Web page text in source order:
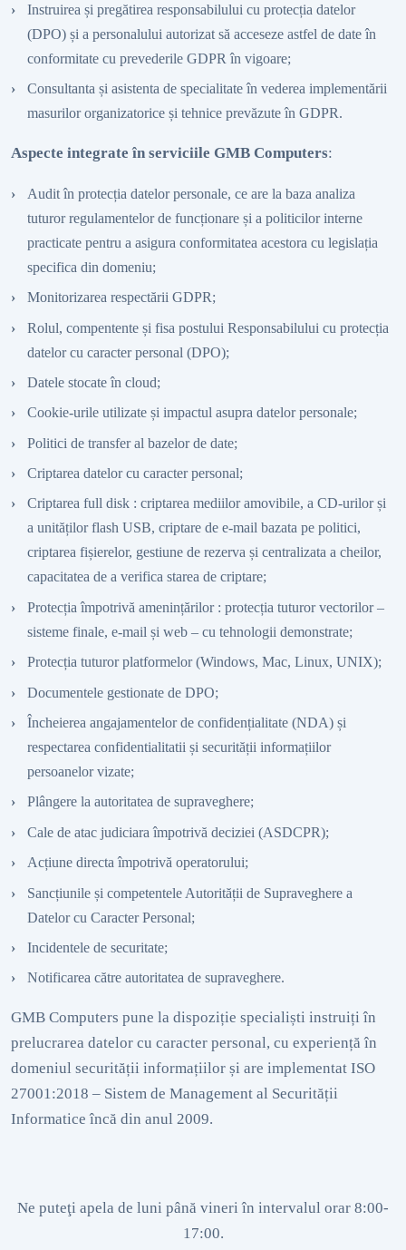
Instruirea și pregătirea responsabilului cu protecția datelor
(DPO) și a personalului autorizat să acceseze astfel de date în
conformitate cu prevederile GDPR în vigoare;
Consultanta și asistenta de specialitate în vederea implementării
masurilor organizatorice și tehnice prevăzute în GDPR.
Aspecte integrate în serviciile GMB Computers:
Audit în protecția datelor personale, ce are la baza analiza
tuturor regulamentelor de funcționare și a politicilor interne
practicate pentru a asigura conformitatea acestora cu legislația
specifica din domeniu;
Monitorizarea respectării GDPR;
Rolul, compentente și fisa postului Responsabilului cu protecția
datelor cu caracter personal (DPO);
Datele stocate în cloud;
Cookie-urile utilizate și impactul asupra datelor personale;
Politici de transfer al bazelor de date;
Criptarea datelor cu caracter personal;
Criptarea full disk : criptarea mediilor amovibile, a CD-urilor și
a unităților flash USB, criptare de e-mail bazata pe politici,
criptarea fișierelor, gestiune de rezerva și centralizata a cheilor,
capacitatea de a verifica starea de criptare;
Protecția împotrivă amenințărilor : protecția tuturor vectorilor –
sisteme finale, e-mail și web – cu tehnologii demonstrate;
Protecția tuturor platformelor (Windows, Mac, Linux, UNIX);
Documentele gestionate de DPO;
Încheierea angajamentelor de confidențialitate (NDA) și
respectarea confidentialitatii și securității informațiilor
persoanelor vizate;
Plângere la autoritatea de supraveghere;
Cale de atac judiciara împotrivă deciziei (ASDCPR);
Acțiune directa împotrivă operatorului;
Sancțiunile și competentele Autorității de Supraveghere a
Datelor cu Caracter Personal;
Incidentele de securitate;
Notificarea către autoritatea de supraveghere.
GMB Computers pune la dispoziție specialiști instruiți în
prelucrarea datelor cu caracter personal, cu experiență în
domeniul securității informațiilor și are implementat ISO
27001:2018 – Sistem de Management al Securității
Informatice încă din anul 2009.
Ne puteţi apela de luni până vineri în intervalul orar 8:00-
17:00.